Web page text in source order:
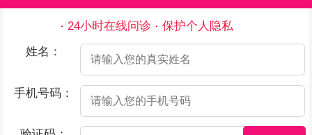
24小时在线问诊
保护个人隐私
姓名：
手机号码：